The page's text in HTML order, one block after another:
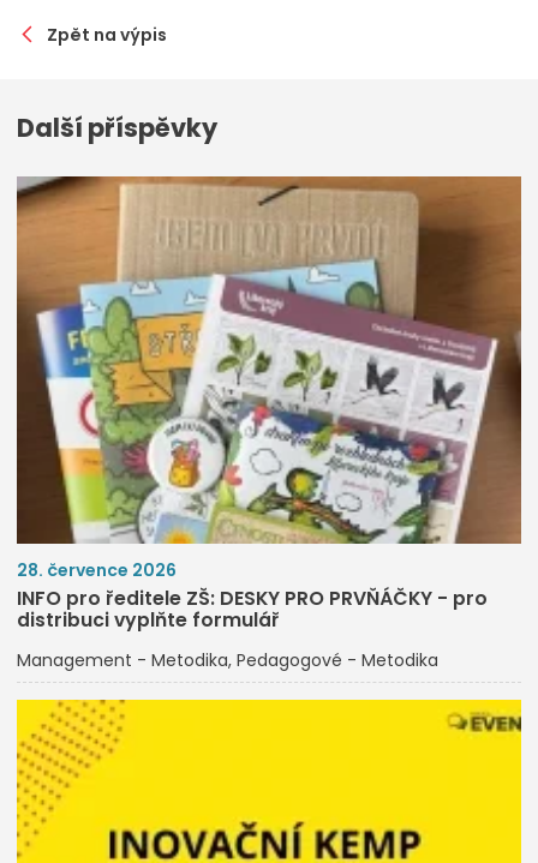
Zpět na výpis
Další příspěvky
28. července 2026
INFO pro ředitele ZŠ: DESKY PRO PRVŇÁČKY - pro
distribuci vyplňte formulář
Management - Metodika Pedagogové - Metodika